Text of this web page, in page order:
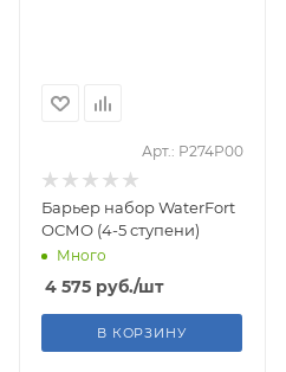
Арт.: Р274Р00
Барьер набор WaterFort
ОСМО (4-5 ступени)
Много
4 575 руб./шт
В КОРЗИНУ